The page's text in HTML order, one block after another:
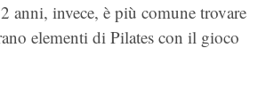
anni, invece, è più comune trovare
elementi di Pilates con il gioco